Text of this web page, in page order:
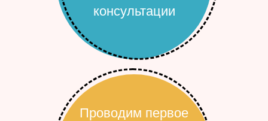
консультации
Проводим первое